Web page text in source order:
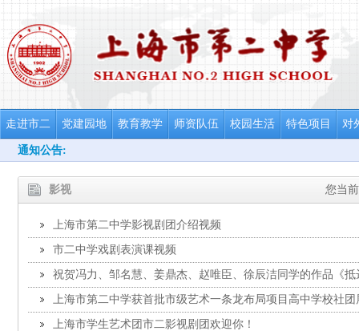
走进市二 党建园地 教育教学 师资队伍 校园生活 特色项目 对
通知公告:
您当
影视
上海市第二中学影视剧团介绍视频
市二中学戏剧表演课视频
祝贺冯力、邹名慧、姜鼎杰、赵唯臣、徐辰洁同学的作品《抵
年上海市青苗杯影视作品征集大赛微视频比赛高中组铜奖
上海市第二中学获首批市级艺术一条龙布局项目高中学校社
奖《乐队的夏天》
上海市学生艺术团市二影视剧团欢迎你！